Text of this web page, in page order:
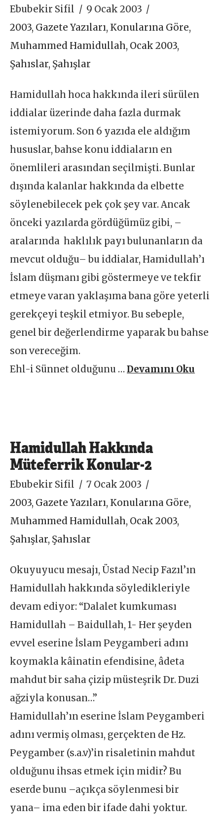
Ebubekir Sifil
9 Ocak 2003
2003, Gazete Yazıları, Konularına Göre,
Muhammed Hamidullah, Ocak 2003,
Şahıslar, Şahışlar
Hamidullah hoca hakkında ileri sürülen
iddialar üzerinde daha fazla durmak
istemiyorum. Son 6 yazıda ele aldığım
hususlar, bahse konu iddiaların en
önemlileri arasından seçilmişti. Bunlar
dışında kalanlar hakkında da elbette
söylenebilecek pek çok şey var. Ancak
önceki yazılarda gördüğümüz gibi, –
aralarında haklılık payı bulunanların da
mevcut olduğu– bu iddialar, Hamidullah’ı
İslam düşmanı gibi göstermeye ve tekfir
etmeye varan yaklaşıma bana göre yeterli
gerekçeyi teşkil etmiyor. Bu sebeple,
genel bir değerlendirme yaparak bu bahse
son vereceğim.
Ehl-i Sünnet olduğunu …Devamını Oku
Hamidullah Hakkında
Müteferrik Konular-2
Ebubekir Sifil
7 Ocak 2003
2003, Gazete Yazıları, Konularına Göre,
Muhammed Hamidullah, Ocak 2003,
Şahışlar, Şahıslar
Okuyuyucu mesajı, Üstad Necip Fazıl’ın
Hamidullah hakkında söyledikleriyle
devam ediyor: “Dalalet kumkuması
Hamidullah – Baidullah, 1- Her şeyden
evvel eserine İslam Peygamberi adını
koymakla kâinatin efendisine, âdeta
mahdut bir saha çizip müsteşrik Dr. Duzi
ağziyla konusan…”
Hamidullah’ın eserine İslam Peygamberi
adını vermiş olması, gerçekten de Hz.
Peygamber (s.a.v)’in risaletinin mahdut
olduğunu ihsas etmek için midir? Bu
eserde bunu –açıkça söylenmesi bir
yana– ima eden bir ifade dahi yoktur.